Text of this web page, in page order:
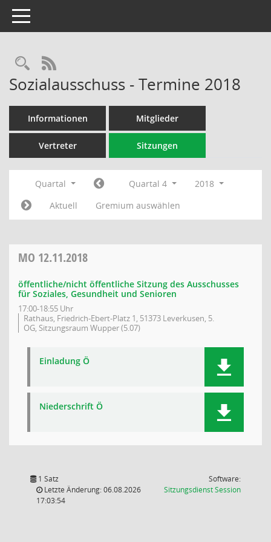
Toggle navigation
Rechercheauswahl
RSS-Feed
Sozialausschuss - Termine 2018
Informationen Mitglieder
Vertreter Sitzungen
Quartal Quartal 4
2018
Aktuell
Gremium auswählen
MO 12.11.2018
öffentliche/nicht öffentliche Sitzung des Ausschusses
für Soziales, Gesundheit und Senioren
17:00-18:55 Uhr
Rathaus, Friedrich-Ebert-Platz 1, 51373 Leverkusen, 5.
OG, Sitzungsraum Wupper (5.07)
Einladung Ö
Niederschrift Ö
1 Satz
Letzte Änderung: 06.08.2026
17:03:54
Software:
SitzungsdienstSession(Wird in